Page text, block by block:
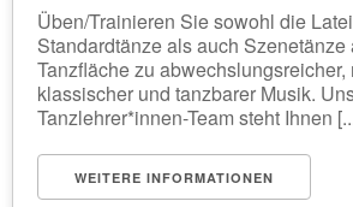
Üben/Trainieren Sie sowohl die
Standardtänze als auch
Tanzfläche zu abwechslungsreicher,
klassischer und tanzbarer Musik.
Tanzlehrer*innen-Team steht Ihnen
WEITERE INFORMATIONEN